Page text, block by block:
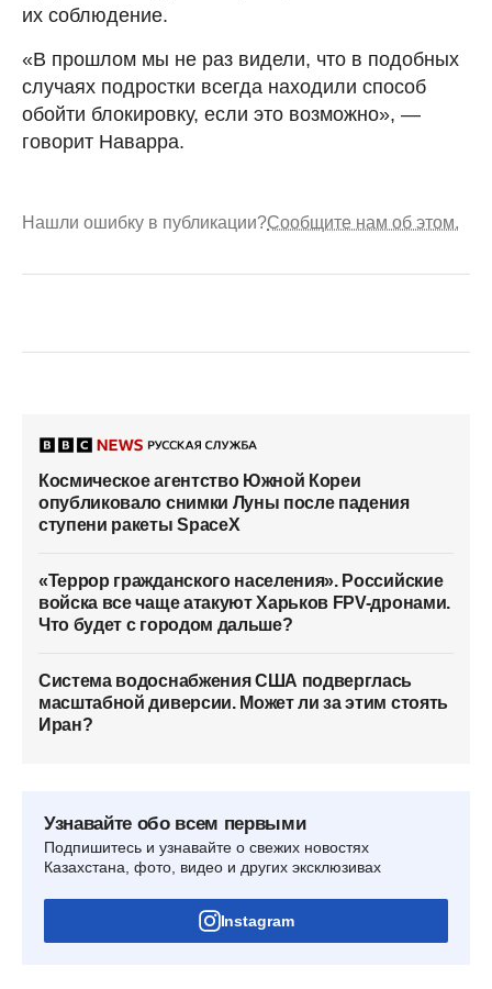
их соблюдение.
«В прошлом мы не раз видели, что в подобных
случаях подростки всегда находили способ
обойти блокировку, если это возможно», —
говорит Наварра.
Нашли ошибку в публикации?Сообщите нам об этом.
Космическое агентство Южной Кореи
опубликовало снимки Луны после падения
ступени ракеты SpaceX
«Террор гражданского населения». Российские
войска все чаще атакуют Харьков FPV-дронами.
Что будет с городом дальше?
Система водоснабжения США подверглась
масштабной диверсии. Может ли за этим стоять
Иран?
Узнавайте обо всем первыми
Подпишитесь и узнавайте о свежих новостях
Казахстана, фото, видео и других эксклюзивах
Instagram